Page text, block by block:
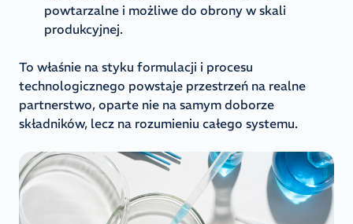
powtarzalne i możliwe do obrony w skali
produkcyjnej.
To właśnie na styku formulacji i procesu
technologicznego powstaje przestrzeń na realne
partnerstwo, oparte nie na samym doborze
składników, lecz na rozumieniu całego systemu.